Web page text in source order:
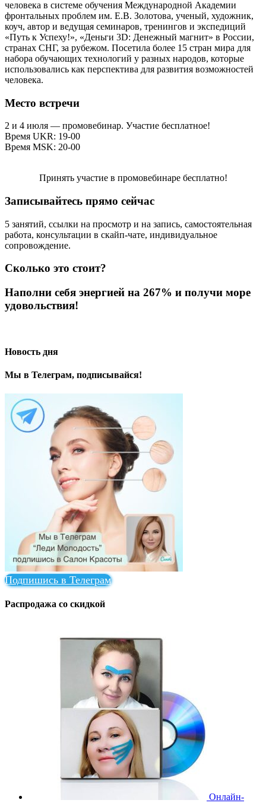
человека в системе обучения Международной Академии
фронтальных проблем им. Е.В. Золотова, ученый, художник,
коуч, автор и ведущая семинаров, тренингов и экспедиций
«Путь к Успеху!», «Деньги 3D: Денежный магнит» в России,
странах СНГ, за рубежом. Посетила более 15 стран мира для
набора обучающих технологий у разных народов, которые
использовались как перспектива для развития возможностей
человека.
Место встречи
2 и 4 июля — промовебинар. Участие бесплатное!
Время UKR: 19-00
Время MSK: 20-00
Принять участие в промовебинаре бесплатно!
Записывайтесь прямо сейчас
5 занятий, ссылки на просмотр и на запись, самостоятельная
работа, консультации в скайп-чате, индивидуальное
сопровождение.
Сколько это стоит?
Наполни себя энергией на 267% и получи море
удовольствия!
Новость дня
Мы в Телеграм, подписывайся!
Подпишись в Телеграм
Распродажа со скидкой
Онлайн-